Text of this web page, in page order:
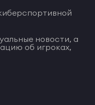
новости, а
об игроках,